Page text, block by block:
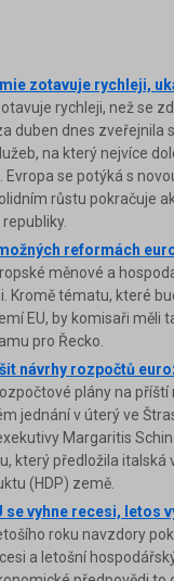
zotavuje rychleji,
rychleji, než se
duben dnes zveřejnila
na který nejvíce
se potýká s
růstu pokračuje
reformách
měnové a
Kromě tématu, které
EU, by komisaři měli
pro Řecko.
návrhy rozpočtů
plány na
jednání v úterý ve
Margaritis
který předložila
(HDP) země.
se vyhne recesi, letos
roku navzdory
a letošní